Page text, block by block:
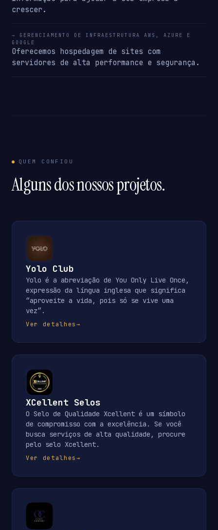
crescer.
→ GERENCIAMENTO DE INFRAESTRUTURA AWS, AZURE E
GOOGLE
Oferecemos hospedagem de sites com
servidores de alta performance e segurança.
QUEM CONFIOU
Alguns dos nossos projetos.
Yolo Club
Yolo é a abreviação de You Only Live Once,
expressão da língua inglesa que significa
“aproveite a vida, pois só se vive uma
vez”.
Ver detalhes→
XCellent Selos
O Selo de Qualidade Xcellent é um símbolo
de compromisso com a excelência. Se você
busca serviços de alta qualidade, procure
pelo selo Xcellent.
Ver detalhes→